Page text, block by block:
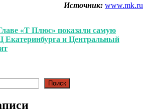
Источник: www.mk.ru
«Т Плюс» показали самую
Екатеринбурга и Центральный
Поиск